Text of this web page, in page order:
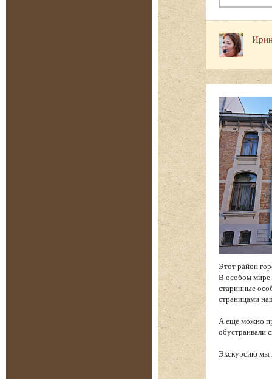
Этот район
В особом мире
старинные
страницами
А еще можно
обустраивали
Экскурсию мы